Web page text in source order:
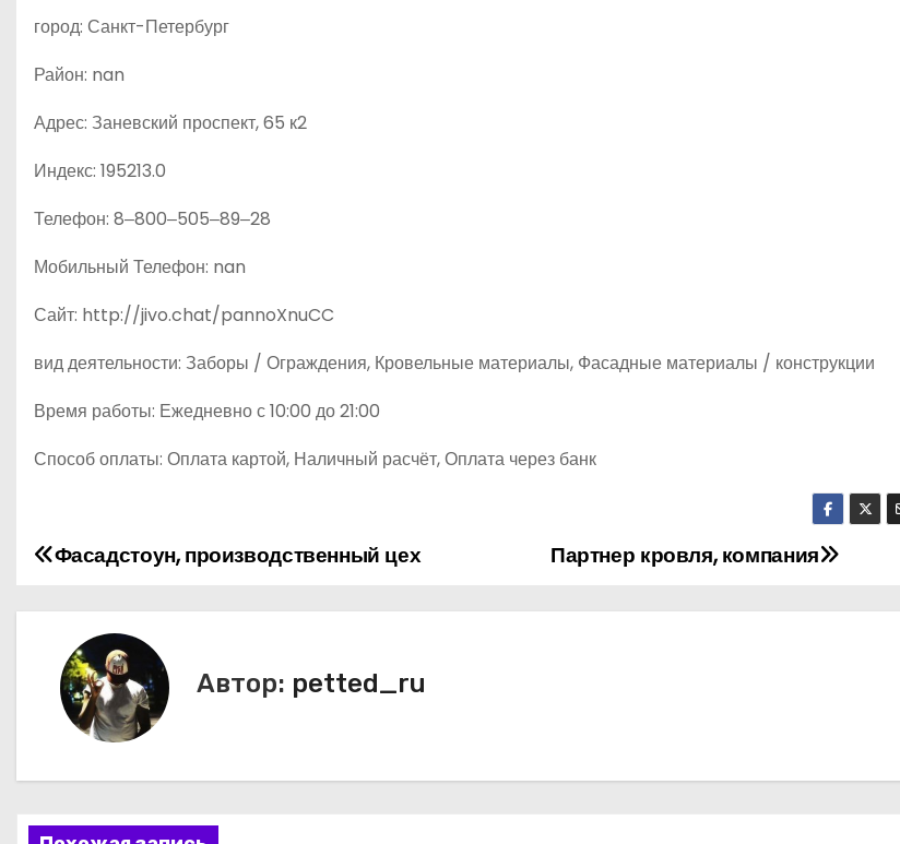
город: Санкт-Петербург
Район: nan
Адрес: Заневский проспект, 65 к2
Индекс: 195213.0
Телефон: 8‒800‒505‒89‒28
Мобильный Телефон: nan
Сайт: http://jivo.chat/pannoXnuCC
вид деятельности: Заборы / Ограждения, Кровельные материалы, Фасадные материалы / конструкции
Время работы: Ежедневно с 10:00 до 21:00
Способ оплаты: Оплата картой, Наличный расчёт, Оплата через банк
Н
а
а
Партнер кровля, компания
Фасадстоун, производственный цех
Автор: petted_ru